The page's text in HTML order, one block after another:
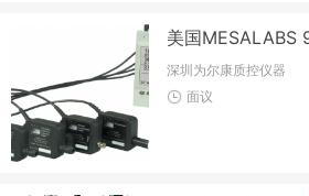
美国MESALABS
深圳为尔康质控仪器
面议